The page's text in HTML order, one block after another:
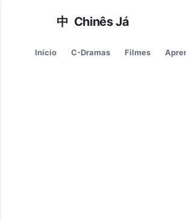
Pular para o conteúdo
Início C-Dramas Filmes